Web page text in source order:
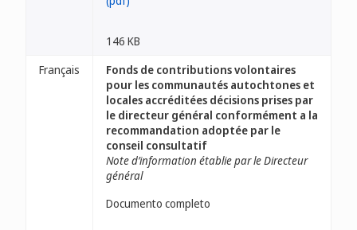
146 KB
Français
Fonds de contributions volontaires
pour les communautés autochtones et
locales accréditées décisions prises par
le directeur général conformément a la
recommandation adoptée par le
conseil consultatif
Note d’information établie par le Directeur
général
Documento completo